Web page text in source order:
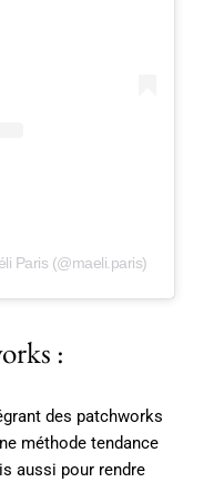
Paris (@maeli.paris)
:
des patchworks
méthode tendance
aussi pour rendre